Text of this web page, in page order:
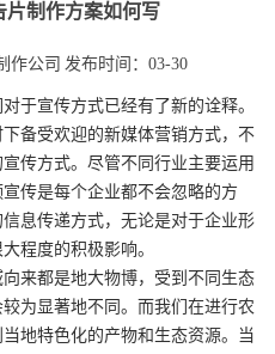
片制作方案如何写
作公司 发布时间：03-30
于宣传方式已经有了新的诠释。
备受欢迎的新媒体营销方式，不
传方式。尽管不同行业主要运用
传是每个企业都不会忽略的方
息传递方式，无论是对于企业形
程度的积极影响。
来都是地大物博，受到不同生态
为显著地不同。而我们在进行农
地特色化的产物和生态资源。当